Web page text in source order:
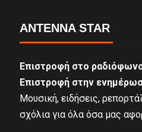
ANTENNA STAR
Επιστροφή στο
Επιστροφή στην
Μουσική, ειδήσεις,
σχόλια για όλα όσα μας